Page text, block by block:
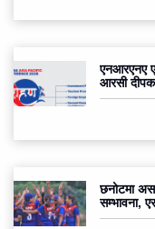
एनआरएनए
आरसी
छनोटमा
सम्भावना,